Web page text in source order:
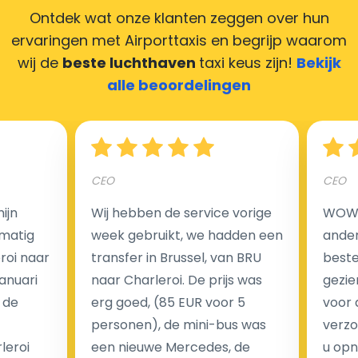
Hoeveel kost een luchthaven taxi transfer in
luchthaventaxi's is een vast tarief voor uw rit. In
tegenstelling tot traditionele taxi's met taxameter
brengen wij u geen extra kosten in rekening voor de
nachtrit.
We hebben geen ophaaltarief of extra kosten voor
wachttijd als uw vlucht vertraging heeft.
Kijk op onze website voor meer informatie over uw
Ontdek wat onze klanten zeggen over hun
ervaringen met Airporttaxis en begrijp waarom
wij de beste luchthaven taxi keus zijn! Bekijk
alle beoordelingen
naar
CEO
Wij hebben de service vorige
week gebruikt, we hadden een
transfer in Brussel, van BRU
naar Charleroi. De prijs was
erg goed, (85 EUR voor 5
personen), de mini-bus was
een nieuwe Mercedes, de
CEO
voor
u